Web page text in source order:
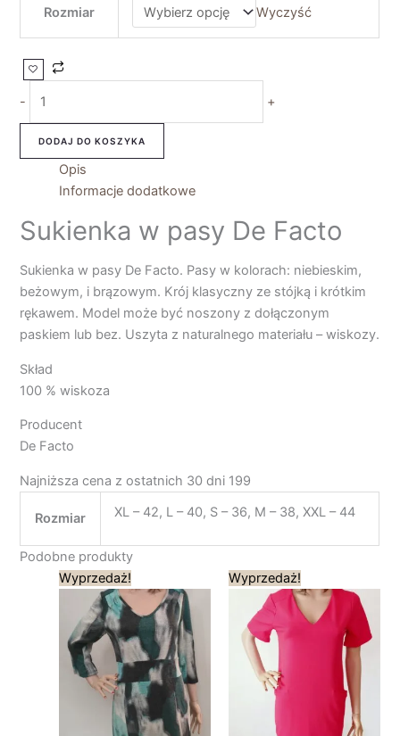
Rozmiar Wyczyść
- +
DODAJ DO KOSZYKA
Opis
Informacje dodatkowe
Sukienka w pasy De Facto
Sukienka w pasy De Facto. Pasy w kolorach: niebieskim,
beżowym, i brązowym. Krój klasyczny ze stójką i krótkim
rękawem. Model może być noszony z dołączonym
paskiem lub bez. Uszyta z naturalnego materiału – wiskozy.
Skład
100 % wiskoza
Producent
De Facto
Najniższa cena z ostatnich 30 dni 199
Rozmiar XL – 42, L – 40, S – 36, M – 38, XXL – 44
Podobne produkty
Wyprzedaż!Pierwotna
cena
wynosiła:
189,00 zł.
cena
wynosi:
95,00 zł.
Wyprzedaż!Pierwotna
cena
wynosiła:
279,00 zł.
cena
wynosi:
195,00 zł.